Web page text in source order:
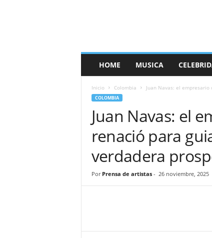
a
HOME MUSICA
Inicio Colombia Juan Navas: el
COLOMBIA
Juan Navas: el
renació para
verdadera
Por Prensa de artistas- 26 noviembre, 2025